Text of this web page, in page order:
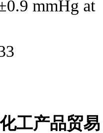
mmHg at
工产品贸易